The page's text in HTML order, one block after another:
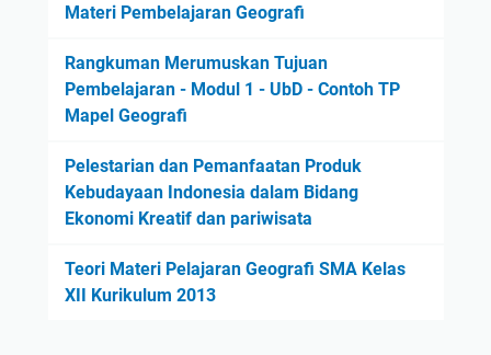
Materi Pembelajaran Geografi
Rangkuman Merumuskan Tujuan
Pembelajaran - Modul 1 - UbD - Contoh TP
Mapel Geografi
Pelestarian dan Pemanfaatan Produk
Kebudayaan Indonesia dalam Bidang
Ekonomi Kreatif dan pariwisata
Teori Materi Pelajaran Geografi SMA Kelas
XII Kurikulum 2013